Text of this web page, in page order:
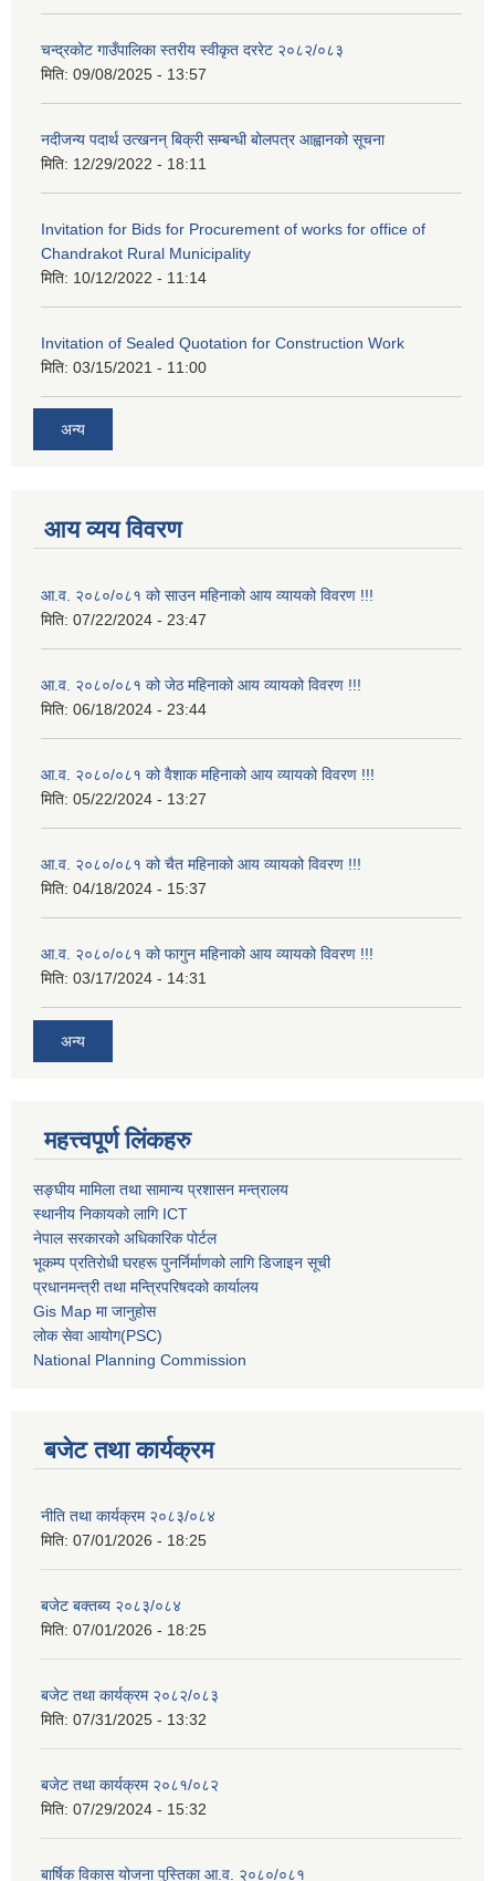
चन्द्रकोट गाउँपालिका स्तरीय स्वीकृत दररेट २०८२/०८३
मिति: 09/08/2025 - 13:57
नदीजन्य पदार्थ उत्खनन् बिक्री सम्बन्धी बोलपत्र आह्वानको सूचना
मिति: 12/29/2022 - 18:11
Invitation for Bids for Procurement of works for office of
Chandrakot Rural Municipality
मिति: 10/12/2022 - 11:14
Invitation of Sealed Quotation for Construction Work
मिति: 03/15/2021 - 11:00
अन्य
आय व्यय विवरण
आ.व. २०८०/०८१ को साउन महिनाको आय व्यायको विवरण !!!
मिति: 07/22/2024 - 23:47
आ.व. २०८०/०८१ को जेठ महिनाको आय व्यायको विवरण !!!
मिति: 06/18/2024 - 23:44
आ.व. २०८०/०८१ को वैशाक महिनाको आय व्यायको विवरण !!!
मिति: 05/22/2024 - 13:27
आ.व. २०८०/०८१ को चैत महिनाको आय व्यायको विवरण !!!
मिति: 04/18/2024 - 15:37
आ.व. २०८०/०८१ को फागुन महिनाको आय व्यायको विवरण !!!
मिति: 03/17/2024 - 14:31
अन्य
महत्त्वपूर्ण लिंकहरु
सङ्घीय मामिला तथा सामान्य प्रशासन मन्त्रालय
स्थानीय निकायको लागि ICT
नेपाल सरकारको अधिकारिक पोर्टल
भूकम्प प्रतिरोधी घरहरू पुनर्निर्माणको लागि डिजाइन सूची
प्रधानमन्त्री तथा मन्त्रिपरिषदको कार्यालय
Gis Map मा जानुहोस
लोक सेवा आयोग(PSC)
National Planning Commission
बजेट तथा कार्यक्रम
नीति तथा कार्यक्रम २०८३/०८४
मिति: 07/01/2026 - 18:25
बजेट बक्तब्य २०८३/०८४
मिति: 07/01/2026 - 18:25
बजेट तथा कार्यक्रम २०८२/०८३
मिति: 07/31/2025 - 13:32
बजेट तथा कार्यक्रम २०८१/०८२
मिति: 07/29/2024 - 15:32
बार्षिक विकास योजना पुस्तिका आ.व. २०८०/०८१